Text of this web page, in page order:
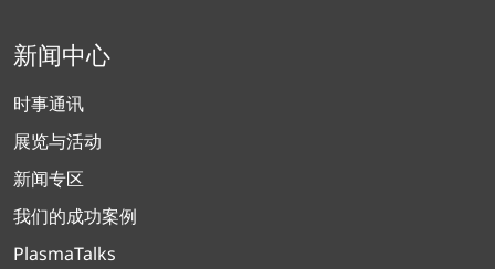
新闻中心
时事通讯
展览与活动
新闻专区
我们的成功案例
PlasmaTalks